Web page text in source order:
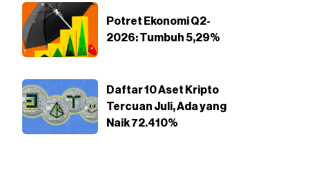
Potret Ekonomi Q2-
2026: Tumbuh 5,29%
Daftar 10 Aset Kripto
Tercuan Juli, Ada yang
Naik 72.410%